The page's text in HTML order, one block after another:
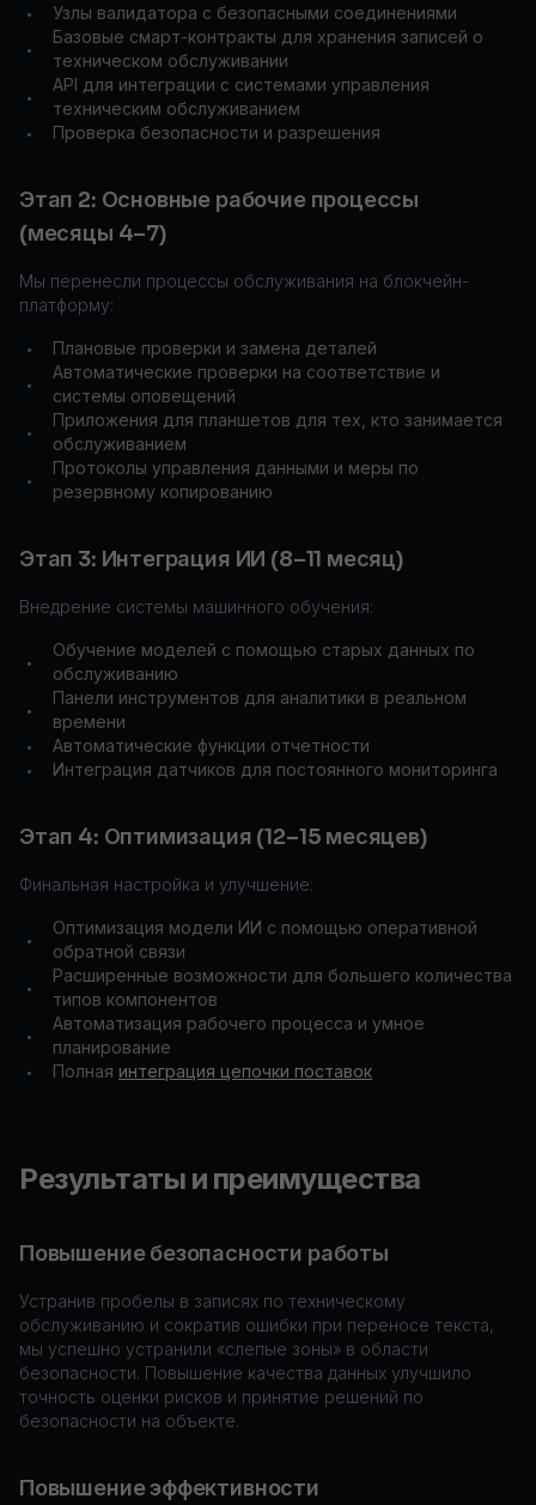
• Узлы валидатора с безопасными соединениями
•
Базовые смарт-контракты для хранения записей о
техническом обслуживании
•
API для интеграции с системами управления
техническим обслуживанием
• Проверка безопасности и разрешения
Этап 2: Основные рабочие процессы
(месяцы 4–7)
Мы перенесли процессы обслуживания на блокчейн-
платформу:
• Плановые проверки и замена деталей
•
Автоматические проверки на соответствие и
системы оповещений
•
Приложения для планшетов для тех, кто занимается
обслуживанием
•
Протоколы управления данными и меры по
резервному копированию
Этап 3: Интеграция ИИ (8–11 месяц)
Внедрение системы машинного обучения:
•
Обучение моделей с помощью старых данных по
обслуживанию
•
Панели инструментов для аналитики в реальном
времени
• Автоматические функции отчетности
• Интеграция датчиков для постоянного мониторинга
Этап 4: Оптимизация (12–15 месяцев)
Финальная настройка и улучшение:
•
Оптимизация модели ИИ с помощью оперативной
обратной связи
•
Расширенные возможности для большего количества
типов компонентов
•
Автоматизация рабочего процесса и умное
планирование
• Полная интеграция цепочки поставок
Результаты и преимущества
Повышение безопасности работы
Устранив пробелы в записях по техническому
обслуживанию и сократив ошибки при переносе текста,
мы успешно устранили «слепые зоны» в области
безопасности. Повышение качества данных улучшило
точность оценки рисков и принятие решений по
безопасности на объекте.
Повышение эффективности